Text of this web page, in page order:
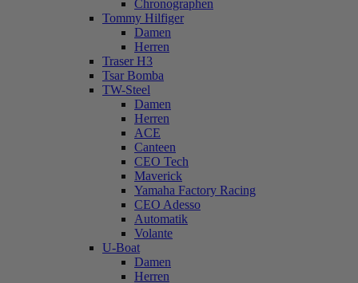
Chronographen
Tommy Hilfiger
Damen
Herren
Traser H3
Tsar Bomba
TW-Steel
Damen
Herren
ACE
Canteen
CEO Tech
Maverick
Yamaha Factory Racing
CEO Adesso
Automatik
Volante
U-Boat
Damen
Herren